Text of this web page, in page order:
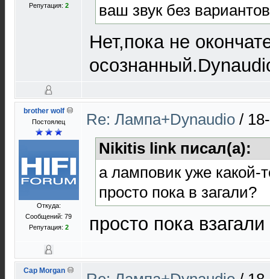
Репутация: 2
ваш звук без
Нет,пока не
brother wolf
Постоялец
Откуда:
Сообщений: 79
Репутация: 2
Re: Лампа+Dynaudio /
Nikitis link писал(а):
а ламповик уже какой-
просто пока в загали?
просто пока взагали
Cap Morgan